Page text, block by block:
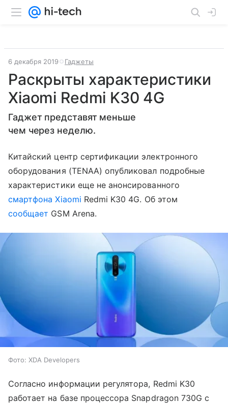
6 декабря 2019 Гаджеты
Раскрыты характеристики
Xiaomi Redmi K30 4G
Гаджет представят меньше
чем через неделю.
Китайский центр сертификации электронного
оборудования (TENAA) опубликовал подробные
характеристики еще не анонсированного
смартфона Xiaomi Redmi K30 4G. Об этом
сообщает GSM Arena.
Фото: XDA Developers
Согласно информации регулятора, Redmi K30
работает на базе процессора Snapdragon 730G с